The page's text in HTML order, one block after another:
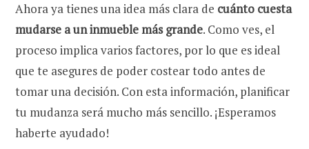
Ahora ya tienes una idea más clara de cuánto cuesta
mudarse a un inmueble más grande. Como ves, el
proceso implica varios factores, por lo que es ideal
que te asegures de poder costear todo antes de
tomar una decisión. Con esta información, planificar
tu mudanza será mucho más sencillo. ¡Esperamos
haberte ayudado!